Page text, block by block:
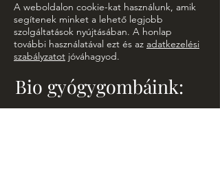
A weboldalon cookie-kat használunk, amik
segítenek minket a lehető legjobb
szolgáltatások nyújtásában. A honlap
további használatával ezt és az adatkezelési
szabályzatot jóváhagyod.
Bio gyógygombáink:
- Ganoderma gomba